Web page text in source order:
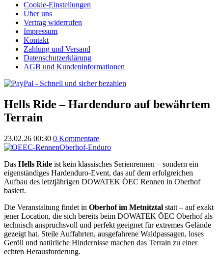
Cookie-Einstellungen
Über uns
Vertrag widerrufen
Impressum
Kontakt
Zahlung und Versand
Datenschutzerklärung
AGB und Kundeninformationen
Hells Ride – Hardenduro auf bewährtem
Terrain
23.02.26 00:30 0 Kommentare
Das Hells Ride ist kein klassisches Serienrennen – sondern ein
eigenständiges Hardenduro-Event, das auf dem erfolgreichen
Aufbau des letztjährigen DOWATEK ÖEC Rennen in Oberhof
basiert.
Die Veranstaltung findet in Oberhof im Metnitztal statt – auf exakt
jener Location, die sich bereits beim DOWATEK ÖEC Oberhof als
technisch anspruchsvoll und perfekt geeignet für extremes Gelände
gezeigt hat. Steile Auffahrten, ausgefahrene Waldpassagen, loses
Geröll und natürliche Hindernisse machen das Terrain zu einer
echten Herausforderung.